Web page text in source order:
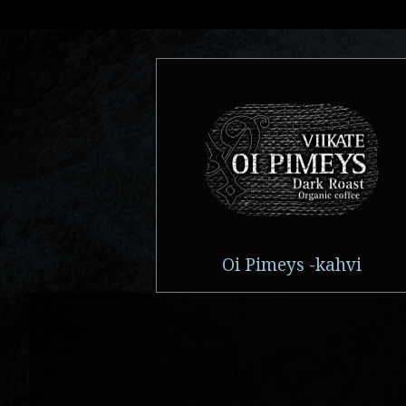
Oi Pimeys -kahvi